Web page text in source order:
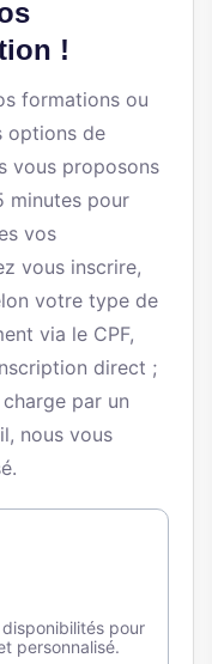
!
formations ou
options de
vous proposons
minutes pour
vos
vous inscrire,
votre type de
via le CPF,
direct ;
par un
nous vous
pour
personnalisé.